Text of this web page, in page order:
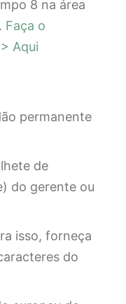
8 na área
Faça o
Aqui
permanente
de
do gerente ou
isso, forneça
do